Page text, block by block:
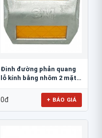
Đinh đường phản quang
lỗ kính bằng nhôm 2 mặt
0đ + BÁO GIÁ